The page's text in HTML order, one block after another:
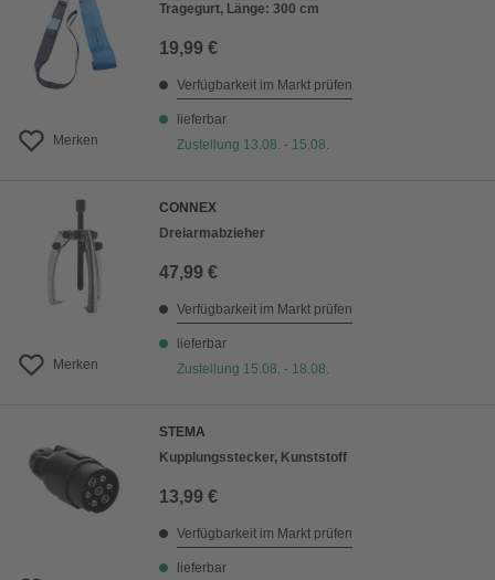
Merken
Tragegurt, Länge: 300 cm
19,99 €
Verfügbarkeit im Markt prüfen
lieferbar
Zustellung 13.08. - 15.08.
Merken
CONNEX
Dreiarmabzieher
47,99 €
Verfügbarkeit im Markt prüfen
lieferbar
Zustellung 15.08. - 18.08.
STEMA
Kupplungsstecker, Kunststoff
13,99 €
Verfügbarkeit im Markt prüfen
lieferbar